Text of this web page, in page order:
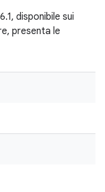
disponibile sui
presenta le